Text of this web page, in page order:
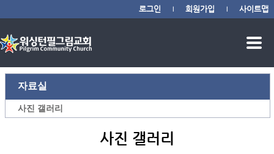
로그인 회원가입 사이트맵
자료실
사진 갤러리
사진 갤러리